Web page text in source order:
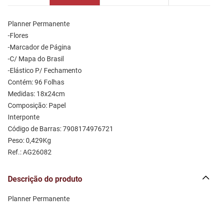
Planner Permanente
-Flores
-Marcador de Página
-C/ Mapa do Brasil
-Elástico P/ Fechamento
Contém: 96 Folhas
Medidas: 18x24cm
Composição: Papel
Interponte
Código de Barras: 7908174976721
Peso: 0,429Kg
Ref.: AG26082
Descrição do produto
Planner Permanente